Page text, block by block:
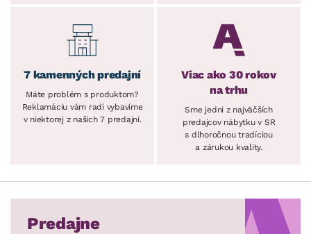
7 kamenných predajní
Máte problém s produktom?
Reklamáciu vám radi vybavíme
v niektorej z našich 7 predajní.
Viac ako 30 rokov
na trhu
Sme jedni z najväčších
predajcov nábytku v SR
s dlhoročnou tradíciou
a zárukou kvality.
Predajne